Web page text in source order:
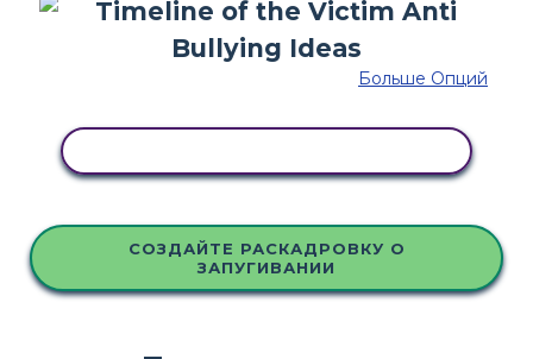
Больше Опций
СОЗДАЙТЕ РАСКАДРОВКУ О
ЗАПУГИВАНИИ